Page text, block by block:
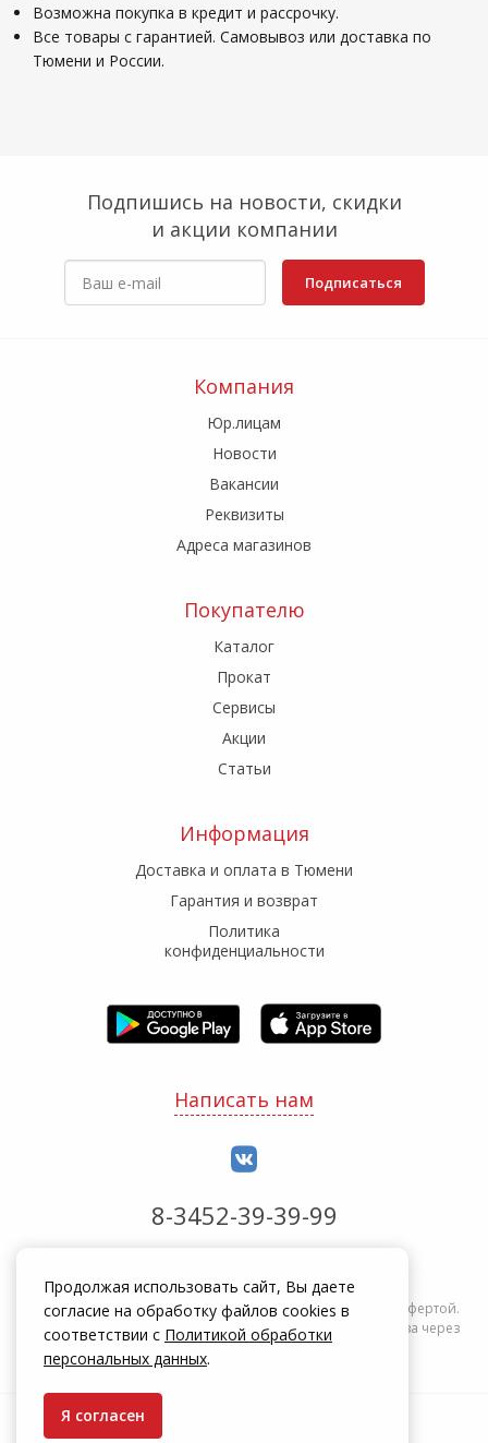
Возможна покупка в кредит и рассрочку.
Все товары с гарантией. Самовывоз или доставка по
Тюмени и России.
Подпишись на новости, скидки
и акции компании
Подписаться
Компания
Юр.лицам
Новости
Вакансии
Реквизиты
Адреса магазинов
Покупателю
Каталог
Прокат
Сервисы
Акции
Статьи
Информация
Доставка и оплата в Тюмени
Гарантия и возврат
Политика
конфиденциальности
Написать нам
8-3452-39-39-99
Информация на сайте zakrepi.ru не является публичной офертой.
Указанные цены действуют только при оформлении заказа через
интернет-магазин zakrepi.ru.
© КрепыЖ, 2004 — 2026
Продолжая использовать сайт, Вы даете
согласие на обработку файлов cookies в
соответствии с Политикой обработки
персональных данных.
Я согласен